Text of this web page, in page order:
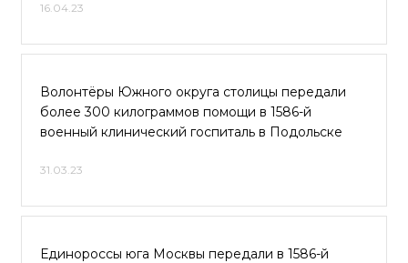
16.04.23
Волонтёры Южного округа столицы передали
более 300 килограммов помощи в 1586-й
военный клинический госпиталь в Подольске
31.03.23
Единороссы юга Москвы передали в 1586-й